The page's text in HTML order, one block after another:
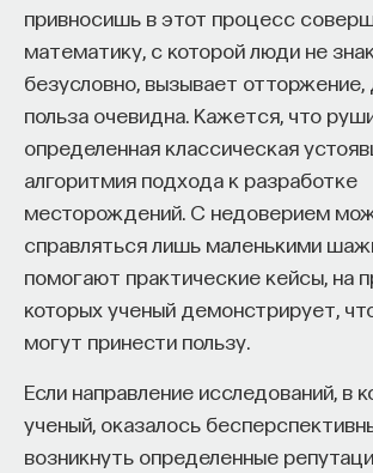
привносишь в этот процесс
математику, с которой люди не
безусловно, вызывает
польза очевидна. Кажется, что
определенная классическая
алгоритмия подхода к разработке
месторождений. С недоверием
справляться лишь маленькими
помогают практические кейсы, на
которых ученый демонстрирует,
могут принести пользу.
Если направление исследований, в
ученый, оказалось
возникнуть определенные
Что такое инфламмэйджинг и